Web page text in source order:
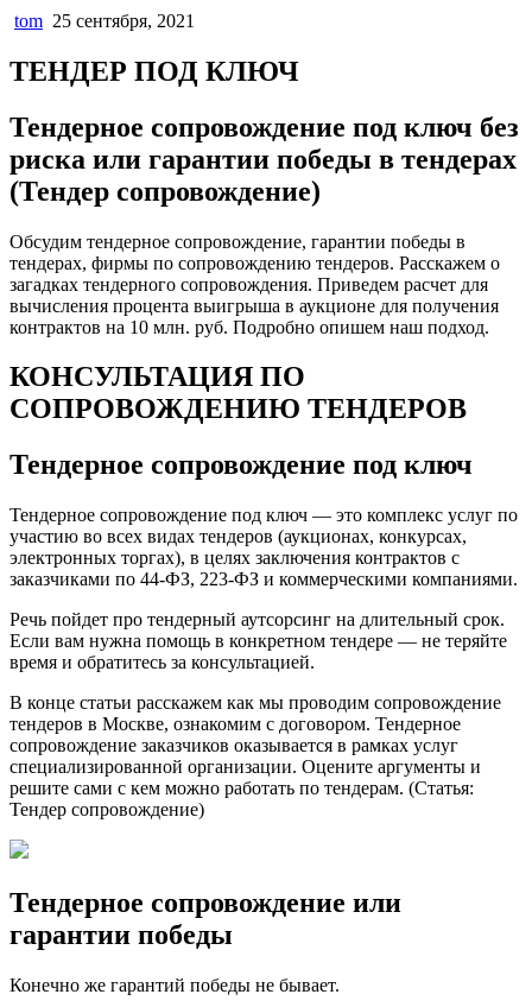
tom 25 сентября, 2021
ТЕНДЕР ПОД КЛЮЧ
Тендерное сопровождение под ключ без
риска или гарантии победы в тендерах
(Тендер сопровождение)
Обсудим тендерное сопровождение, гарантии победы в
тендерах, фирмы по сопровождению тендеров. Расскажем о
загадках тендерного сопровождения. Приведем расчет для
вычисления процента выигрыша в аукционе для получения
контрактов на 10 млн. руб. Подробно опишем наш подход.
КОНСУЛЬТАЦИЯ ПО
СОПРОВОЖДЕНИЮ ТЕНДЕРОВ
Тендерное сопровождение под ключ
Тендерное сопровождение под ключ — это комплекс услуг по
участию во всех видах тендеров (аукционах, конкурсах,
электронных торгах), в целях заключения контрактов с
заказчиками по 44-ФЗ, 223-ФЗ и коммерческими компаниями.
Речь пойдет про тендерный аутсорсинг на длительный срок.
Если вам нужна помощь в конкретном тендере — не теряйте
время и обратитесь за консультацией.
В конце статьи расскажем как мы проводим сопровождение
тендеров в Москве, ознакомим с договором. Тендерное
сопровождение заказчиков оказывается в рамках услуг
специализированной организации. Оцените аргументы и
решите сами с кем можно работать по тендерам. (Статья:
Тендер сопровождение)
Тендерное сопровождение или
гарантии победы
Конечно же гарантий победы не бывает.